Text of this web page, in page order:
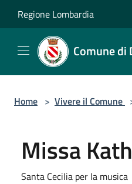
Regione Lombardia
Comune di
Home > Vivere il Comune
Missa
Santa Cecilia per la musica